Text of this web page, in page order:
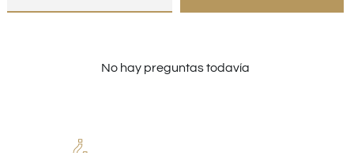
No hay preguntas todavía